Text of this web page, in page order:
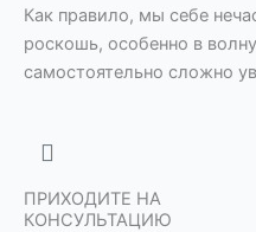
Как правило, мы себе
роскошь, особенно в
самостоятельно сложно
ПРИХОДИТЕ НА
КОНСУЛЬТАЦИЮ